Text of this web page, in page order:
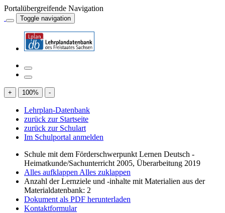
Portalübergreifende Navigation
Toggle navigation
+ 100% -
Lehrplan-Datenbank
zurück zur Startseite
zurück zur Schulart
Im Schulportal anmelden
Schule mit dem Förderschwerpunkt Lernen Deutsch -
Heimatkunde/Sachunterricht 2005, Überarbeitung 2019
Alles aufklappen Alles zuklappen
Anzahl der Lernziele und -inhalte mit Materialien aus der
Materialdatenbank: 2
Dokument als PDF herunterladen
Kontaktformular